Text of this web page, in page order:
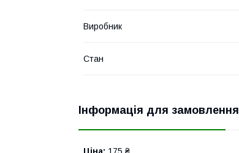
Виробник
Стан
Інформація для замовлення
Ціна: 175 ₴